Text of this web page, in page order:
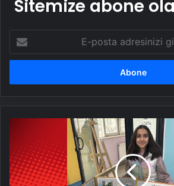
Sitemize abone
posta
adresinizi
'Bilim
Kuşağı
Atölyeleri'